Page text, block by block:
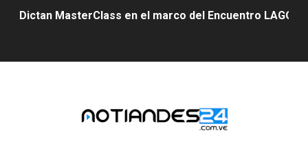
Dictan MasterClass en el marco del Encuentro LAGO
Gobernador Arnaldo Sánchez apadrina a más de 993